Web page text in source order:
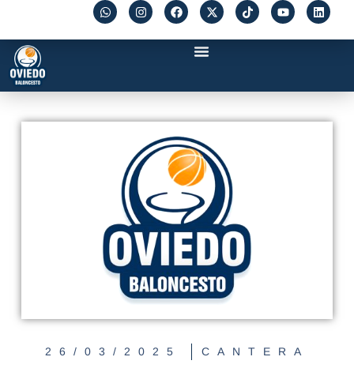
26/03/2025 CANTERA